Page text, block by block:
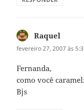
Raquel
fevereiro 27, 2007 às
Fernanda,
como você
Bjs